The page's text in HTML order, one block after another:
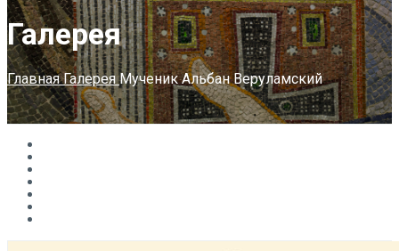
Галерея
ГлавнаяГалереяМученик Альбан Веруламский